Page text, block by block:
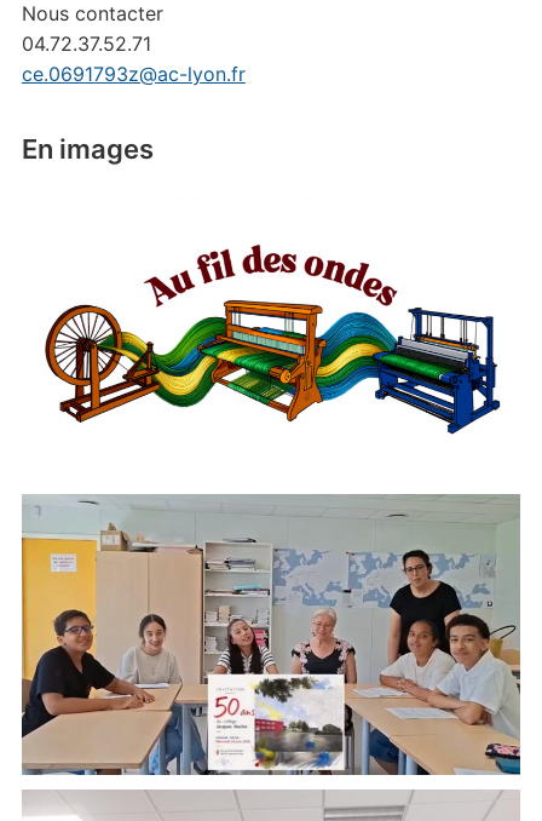
Nous contacter
04.72.37.52.71
ce.0691793z@ac-lyon.fr
En images